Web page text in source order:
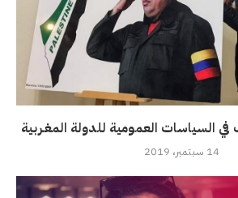
السياسات العمومية للدولة المغـربية
14 سبتمبر، 2019